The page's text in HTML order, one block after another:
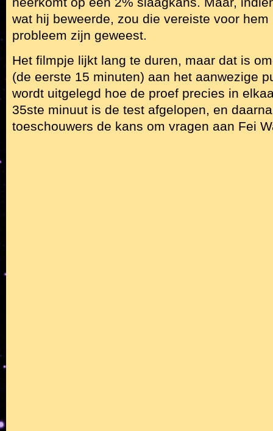
wat hij beweerde, zou die vereiste voor
probleem zijn geweest.
Het filmpje lijkt lang te duren, maar dat is
(de eerste 15 minuten) aan het aanwezige
wordt uitgelegd hoe de proef precies in
35ste minuut is de test afgelopen, en
toeschouwers de kans om vragen aan Fei